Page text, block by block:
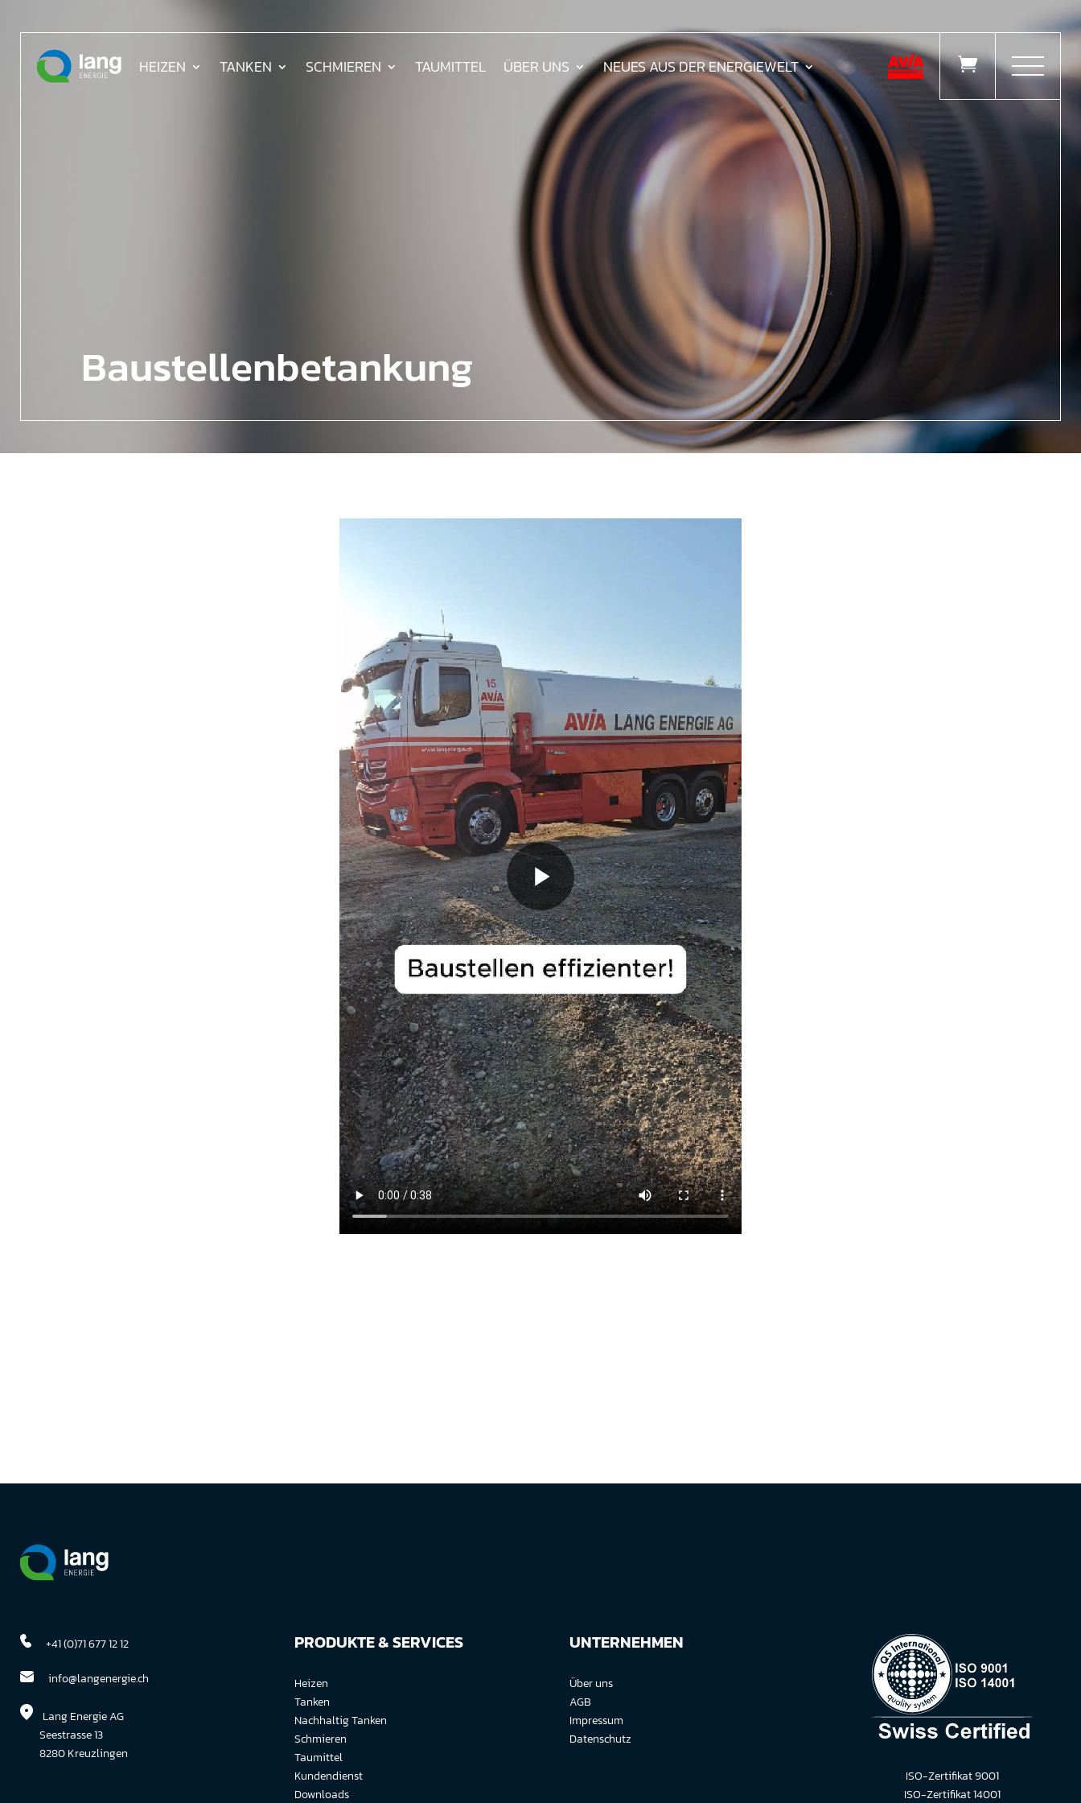
HEIZEN TANKEN SCHMIEREN TAUMITTEL ÜBER UNS NEUES AUS DER ENERGIEWELT 
Baustellenbetankung
+41 (0)71 677 12 12
info@langenergie.ch
Lang Energie AG
Seestrasse 13
8280 Kreuzlingen
PRODUKTE & SERVICES
Heizen
Tanken
Nachhaltig Tanken
Schmieren
Taumittel
Kundendienst
Downloads
UNTERNEHMEN
Über uns
AGB
Impressum
Datenschutz
ISO-Zertifikat 9001
ISO-Zertifikat 14001